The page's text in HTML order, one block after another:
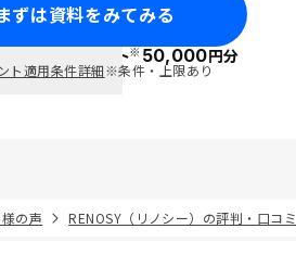
ずは資料をみてみる
ポイント※50,000円分
ト適用条件詳細※条件・上限あり
の声 RENOSY（リノシー）の評判・口コミ